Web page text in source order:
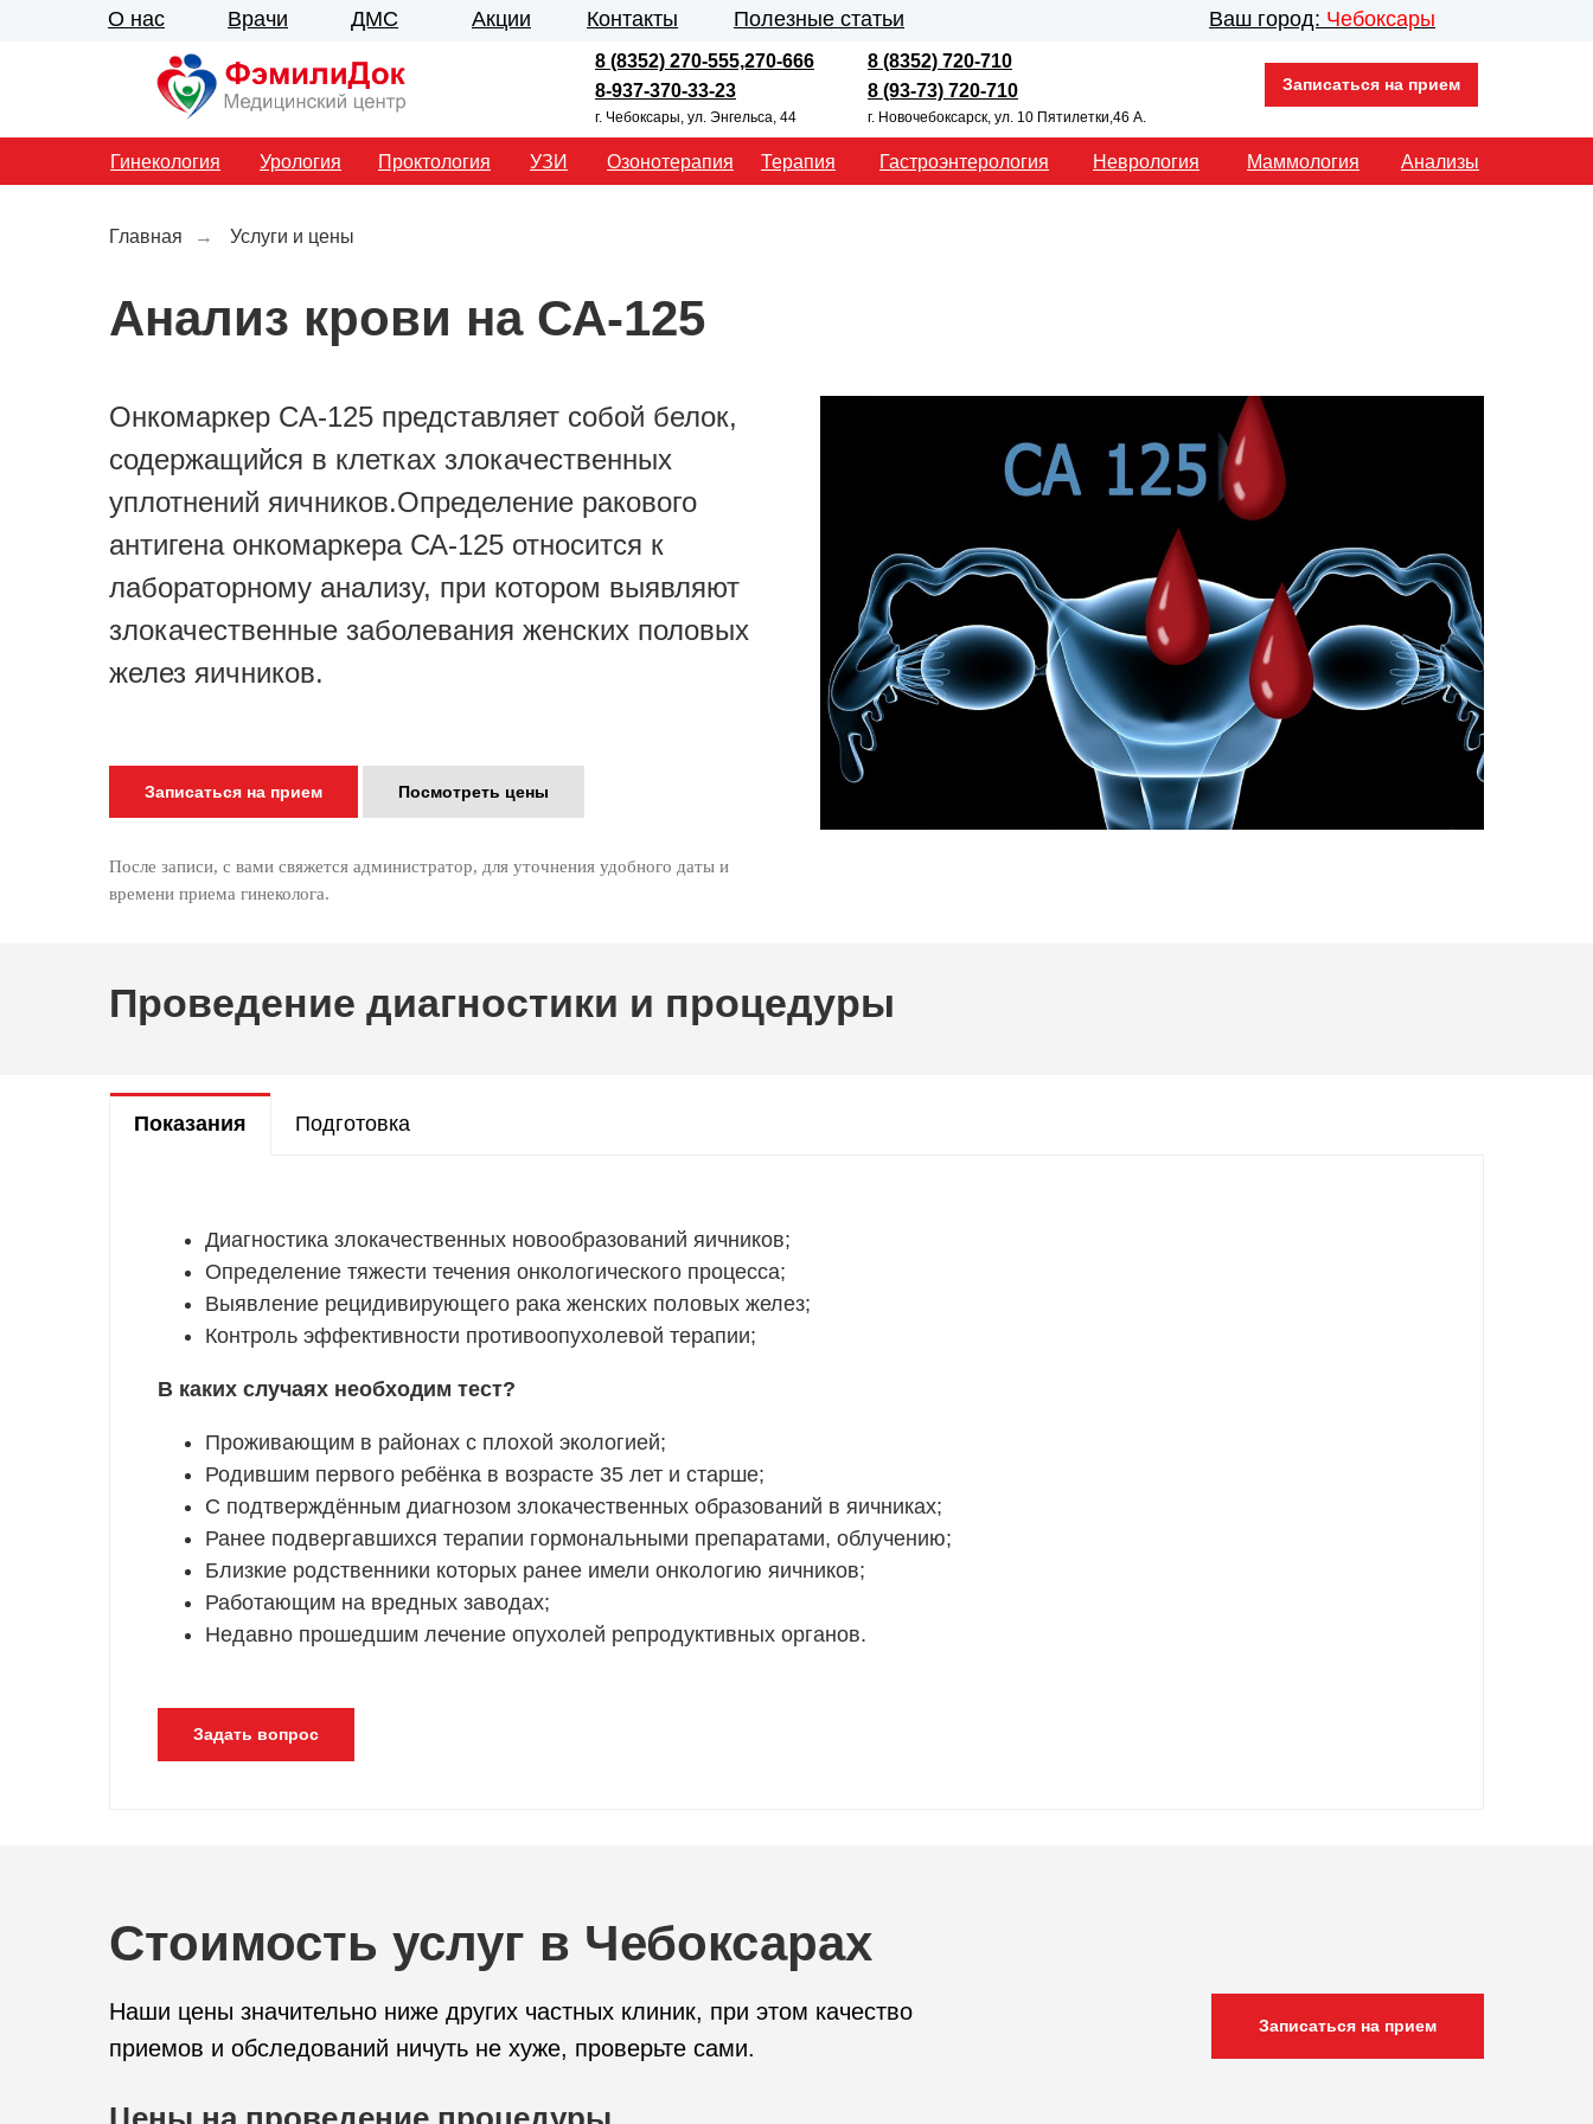
Гинекология Урология Проктология УЗИ Озонотерапия Терапия Гастроэнтерология Неврология Маммология Анализы
Врачи ДМС Полезные статьи Ваш город: Чебоксары
Контакты
Акции
О нас
8 (8352) 270-555,270-666
8 (8352) 720-710
8-937-370-33-23
г. Новочебоксарск, ул. 10 Пятилетки,46 А.
8 (93-73) 720-710
г. Чебоксары, ул. Энгельса, 44
Записаться на прием
Главная → Услуги и цены
Анализ крови на СА-125
Онкомаркер CA-125 представляет собой белок,
содержащийся в клетках злокачественных
уплотнений яичников.Определение ракового
антигена онкомаркера СА-125 относится к
лабораторному анализу, при котором выявляют
злокачественные заболевания женских половых
желез яичников.
Записаться на прием Посмотреть цены
После записи, с вами свяжется администратор, для уточнения удобного даты и
времени приема гинеколога.
Проведение диагностики и процедуры
Показания Подготовка
Диагностика злокачественных новообразований яичников;
Определение тяжести течения онкологического процесса;
Выявление рецидивирующего рака женских половых желез;
Контроль эффективности противоопухолевой терапии;
В каких случаях необходим тест?
Проживающим в районах с плохой экологией;
Родившим первого ребёнка в возрасте 35 лет и старше;
С подтверждённым диагнозом злокачественных образований в яичниках;
Ранее подвергавшихся терапии гормональными препаратами, облучению;
Близкие родственники которых ранее имели онкологию яичников;
Работающим на вредных заводах;
Недавно прошедшим лечение опухолей репродуктивных органов.
Задать вопрос
Стоимость услуг в Чебоксарах
Наши цены значительно ниже других частных клиник, при этом качество
приемов и обследований ничуть не хуже, проверьте сами.
Записаться на прием